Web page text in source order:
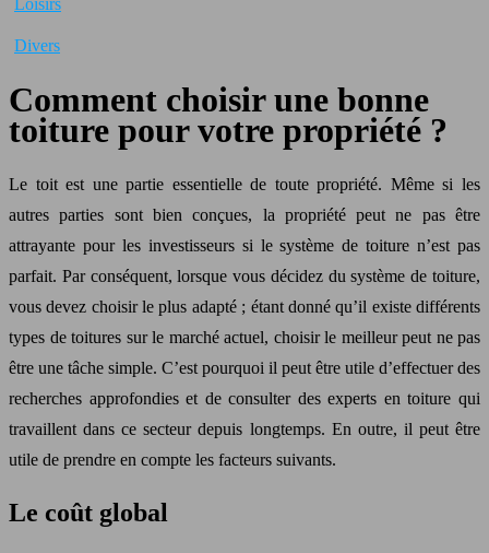
Loisirs
Divers
Comment choisir une bonne
toiture pour votre propriété ?
Le toit est une partie essentielle de toute propriété. Même si les
autres parties sont bien conçues, la propriété peut ne pas être
attrayante pour les investisseurs si le système de toiture n’est pas
parfait. Par conséquent, lorsque vous décidez du système de toiture,
vous devez choisir le plus adapté ; étant donné qu’il existe différents
types de toitures sur le marché actuel, choisir le meilleur peut ne pas
être une tâche simple. C’est pourquoi il peut être utile d’effectuer des
recherches approfondies et de consulter des experts en toiture qui
travaillent dans ce secteur depuis longtemps. En outre, il peut être
utile de prendre en compte les facteurs suivants.
Le coût global